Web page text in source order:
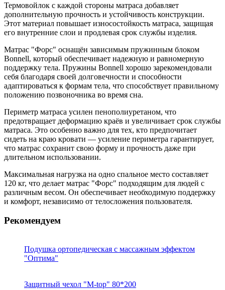
Термовойлок с каждой стороны матраса добавляет
дополнительную прочность и устойчивость конструкции.
Этот материал повышает износостойкость матраса, защищая
его внутренние слои и продлевая срок службы изделия.
Матрас "Форс" оснащён зависимым пружинным блоком
Bonnell, который обеспечивает надежную и равномерную
поддержку тела. Пружины Bonnell хорошо зарекомендовали
себя благодаря своей долговечности и способности
адаптироваться к формам тела, что способствует правильному
положению позвоночника во время сна.
Периметр матраса усилен пенополиуретаном, что
предотвращает деформацию краёв и увеличивает срок службы
матраса. Это особенно важно для тех, кто предпочитает
сидеть на краю кровати — усиление периметра гарантирует,
что матрас сохранит свою форму и прочность даже при
длительном использовании.
Максимальная нагрузка на одно спальное место составляет
120 кг, что делает матрас "Форс" подходящим для людей с
различным весом. Он обеспечивает необходимую поддержку
и комфорт, независимо от телосложения пользователя.
Рекомендуем
Подушка ортопедическая с массажным эффектом
"Оптима"
Защитный чехол "M-top" 80*200